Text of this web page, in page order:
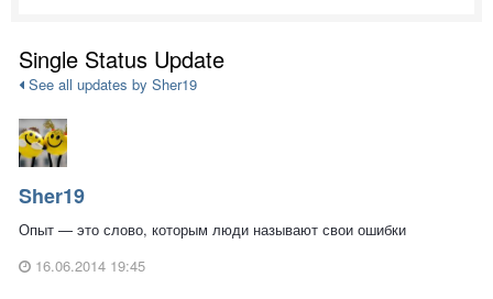
Single Status Update
See all updates by Sher19
Sher19
Опыт — это слово, которым люди называют свои ошибки
16.06.2014 19:45